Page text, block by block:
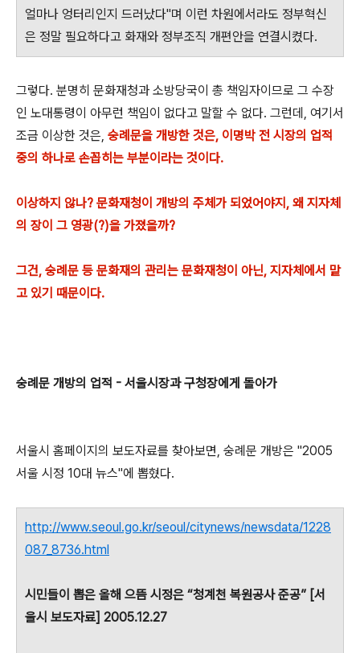
얼마나 엉터리인지 드러났다"며 이런 차원에서라도 정부혁신
은 정말 필요하다고 화재와 정부조직 개편안을 연결시켰다.
그렇다. 분명히 문화재청과 소방당국이 총 책임자이므로 그 수장
인 노대통령이 아무런 책임이 없다고 말할 수 없다. 그런데, 여기서
조금 이상한 것은, 숭례문을 개방한 것은, 이명박 전 시장의 업적
중의 하나로 손꼽히는 부분이라는 것이다.
이상하지 않나? 문화재청이 개방의 주체가 되었어야지, 왜 지자체
의 장이 그 영광(?)을 가졌을까?
그건, 숭례문 등 문화재의 관리는 문화재청이 아닌, 지자체에서 맡
고 있기 때문이다.
숭례문 개방의 업적 - 서울시장과 구청장에게 돌아가
서울시 홈페이지의 보도자료를 찾아보면, 숭례문 개방은 "2005
서울 시정 10대 뉴스"에 뽑혔다.
http://www.seoul.go.kr/seoul/citynews/newsdata/1228
087_8736.html
시민들이 뽑은 올해 으뜸 시정은 “청계천 복원공사 준공” [서
울시 보도자료] 2005.12.27